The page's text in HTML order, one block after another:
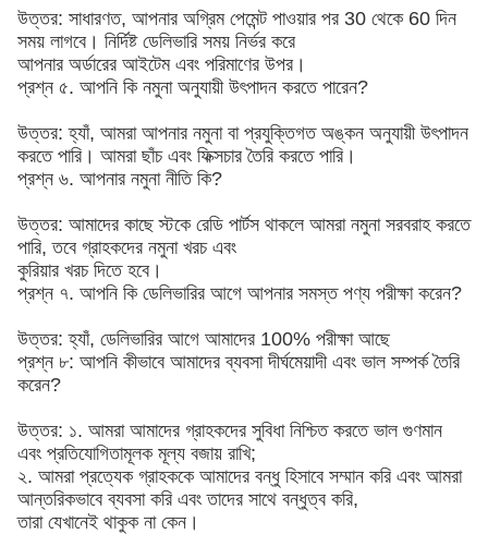
উত্তর: সাধারণত, আপনার অগ্রিম পেমেন্ট পাওয়ার পর 30 থেকে 60 দিন
সময় লাগবে। নির্দিষ্ট ডেলিভারি সময় নির্ভর করে
আপনার অর্ডারের আইটেম এবং পরিমাণের উপর।
প্রশ্ন ৫. আপনি কি নমুনা অনুযায়ী উৎপাদন করতে পারেন?
উত্তর: হ্যাঁ, আমরা আপনার নমুনা বা প্রযুক্তিগত অঙ্কন অনুযায়ী উৎপাদন
করতে পারি। আমরা ছাঁচ এবং ফিক্সচার তৈরি করতে পারি।
প্রশ্ন ৬. আপনার নমুনা নীতি কি?
উত্তর: আমাদের কাছে স্টকে রেডি পার্টস থাকলে আমরা নমুনা সরবরাহ করতে
পারি, তবে গ্রাহকদের নমুনা খরচ এবং
কুরিয়ার খরচ দিতে হবে।
প্রশ্ন ৭. আপনি কি ডেলিভারির আগে আপনার সমস্ত পণ্য পরীক্ষা করেন?
উত্তর: হ্যাঁ, ডেলিভারির আগে আমাদের 100% পরীক্ষা আছে
প্রশ্ন ৮: আপনি কীভাবে আমাদের ব্যবসা দীর্ঘমেয়াদী এবং ভাল সম্পর্ক তৈরি
করেন?
উত্তর: ১. আমরা আমাদের গ্রাহকদের সুবিধা নিশ্চিত করতে ভাল গুণমান
এবং প্রতিযোগিতামূলক মূল্য বজায় রাখি;
২. আমরা প্রত্যেক গ্রাহককে আমাদের বন্ধু হিসাবে সম্মান করি এবং আমরা
আন্তরিকভাবে ব্যবসা করি এবং তাদের সাথে বন্ধুত্ব করি,
তারা যেখানেই থাকুক না কেন।